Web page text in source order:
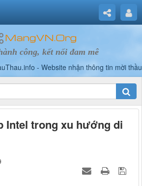
công, kết nối đam mê
Intel trong xu hướng di